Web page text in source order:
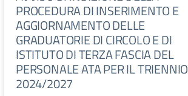
PROCEDURA DI INSERIMENTO E
AGGIORNAMENTO DELLE
GRADUATORIE DI CIRCOLO E DI
ISTITUTO DI TERZA FASCIA DEL
PERSONALE ATA PER IL TRIENNIO
2024/2027